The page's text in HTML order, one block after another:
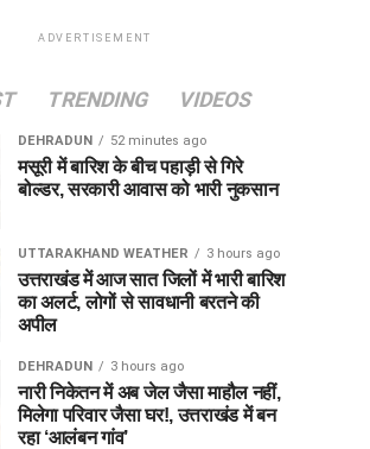
ADVERTISEMENT
TRENDING VIDEOS
DEHRADUN 52 minutes ago
मसूरी में बारिश के बीच पहाड़ी से गिरे
बोल्डर, सरकारी आवास को भारी नुकसान
UTTARAKHAND WEATHER 3 hours ago
उत्तराखंड में आज सात जिलों में भारी बारिश
का अलर्ट, लोगों से सावधानी बरतने की
अपील
DEHRADUN 3 hours ago
नारी निकेतन में अब जेल जैसा माहौल नहीं,
मिलेगा परिवार जैसा घर!, उत्तराखंड में बन
रहा ‘आलंबन गांव’